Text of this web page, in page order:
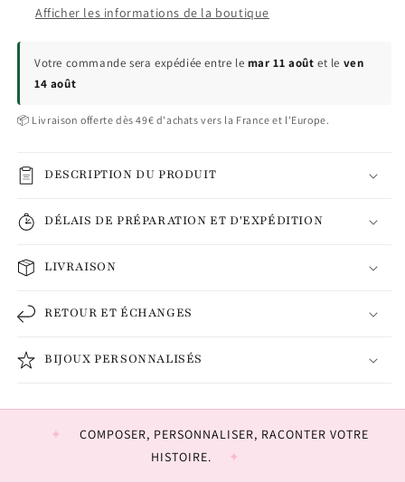
Afficher les informations de la boutique
Votre commande sera expédiée entre le mar 11 août et le ven
14 août
📦 Livraison offerte dès 49€ d'achats vers la France et l'Europe.
DESCRIPTION DU PRODUIT
DÉLAIS DE PRÉPARATION ET D'EXPÉDITION
LIVRAISON
RETOUR ET ÉCHANGES
BIJOUX PERSONNALISÉS
COMPOSER, PERSONNALISER, RACONTER VOTRE
HISTOIRE.